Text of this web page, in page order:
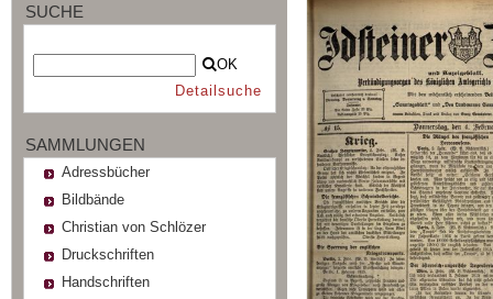
SUCHE
OK
Detailsuche
SAMMLUNGEN
Adressbücher
Bildbände
Christian von Schlözer
Druckschriften
Handschriften